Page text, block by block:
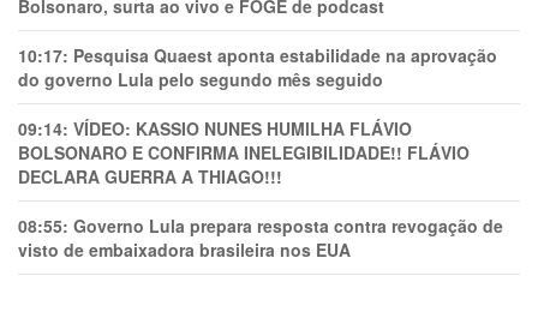
Bolsonaro, surta ao vivo e FOGE de podcast
10:17: Pesquisa Quaest aponta estabilidade na aprovação
do governo Lula pelo segundo mês seguido
09:14: VÍDEO: KASSIO NUNES HUMlLHA FLÁVIO
BOLSONARO E CONFIRMA INELEGIBILIDADE!! FLÁVIO
DECLARA GUERRA A THIAGO!!!
08:55: Governo Lula prepara resposta contra revogação de
visto de embaixadora brasileira nos EUA